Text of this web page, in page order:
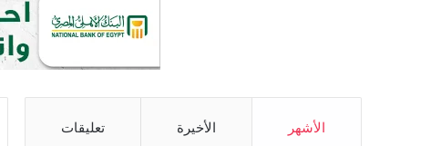
الأشهر الأخيرة تعليقات